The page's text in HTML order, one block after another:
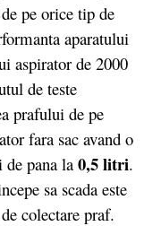
pe orice tip de
aparatului
aspirator de 2000
de teste
prafului de pe
fara sac avand o
pana la 0,5 litri.
sa scada este
colectare praf.